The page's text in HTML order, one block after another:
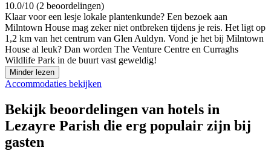
10.0/10 (2 beoordelingen)
Klaar voor een lesje lokale plantenkunde? Een bezoek aan
Milntown House mag zeker niet ontbreken tijdens je reis. Het ligt op
1,2 km van het centrum van Glen Auldyn. Vond je het bij Milntown
House al leuk? Dan worden The Venture Centre en Curraghs
Wildlife Park in de buurt vast geweldig!
Minder lezen
Accommodaties bekijken
Bekijk beoordelingen van hotels in
Lezayre Parish die erg populair zijn bij
gasten